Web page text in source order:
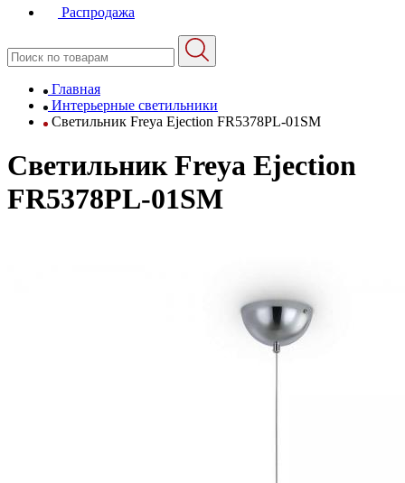
Распродажа
Главная
Интерьерные светильники
Светильник Freya Ejection FR5378PL-01SM
Светильник Freya Ejection
FR5378PL-01SM